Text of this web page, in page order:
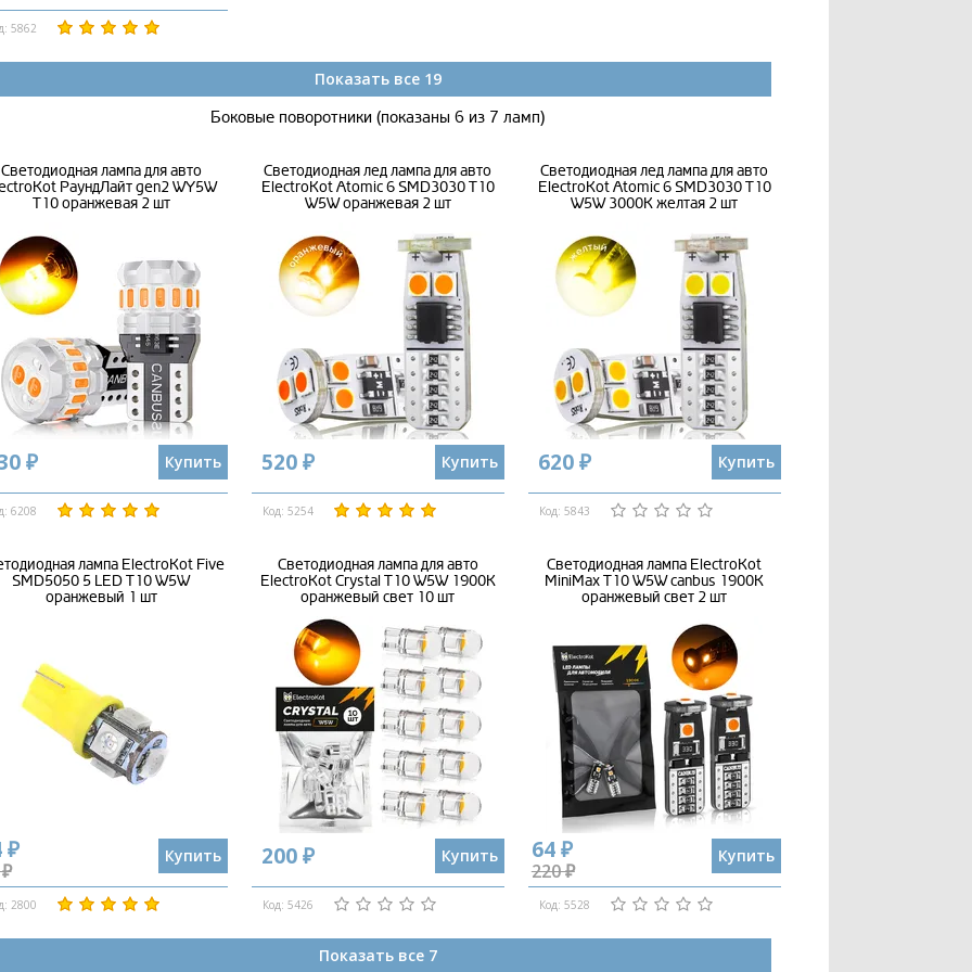
5862
Показать все 19
Боковые поворотники (показаны 6 из 7 ламп)
Светодиодная лампа для авто
РаундЛайт gen2 WY5W
T10 оранжевая 2 шт
₽ Купить
6208
Светодиодная лед лампа для авто
ElectroKot Atomic 6 SMD3030 T10
W5W оранжевая 2 шт
520 ₽ Купить
Код: 5254
Светодиодная лед лампа для авто
ElectroKot Atomic 6 SMD3030 T10
W5W 3000K желтая 2 шт
620 ₽ Купить
Код: 5843
лампа ElectroKot Five
SMD5050 5 LED T10 W5W
оранжевый 1 шт
₽ Купить
2800
Светодиодная лампа для авто
ElectroKot Crystal T10 W5W 1900K
оранжевый свет 10 шт
200 ₽ Купить
Код: 5426
Светодиодная лампа ElectroKot
MiniMax T10 W5W canbus 1900K
оранжевый свет 2 шт
64 ₽
220 ₽
Купить
Код: 5528
Показать все 7